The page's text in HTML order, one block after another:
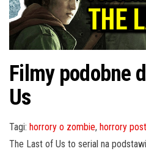
Filmy podobne
Us
Tagi: horrory o zombie, horrory
The Last of Us to serial na